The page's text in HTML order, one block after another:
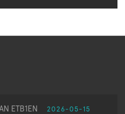
ETB1EN 2026-05-15